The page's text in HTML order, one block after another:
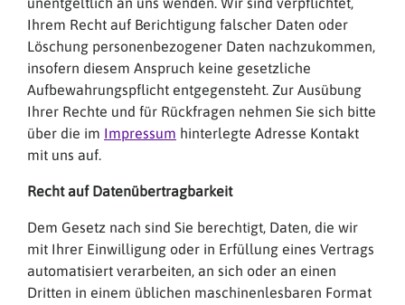
Ihrem Recht auf Berichtigung falscher Daten oder
Löschung personenbezogener Daten nachzukommen,
insofern diesem Anspruch keine gesetzliche
Aufbewahrungspflicht entgegensteht. Zur Ausübung
Ihrer Rechte und für Rückfragen nehmen Sie sich bitte
über die im Impressum hinterlegte Adresse Kontakt
mit uns auf.
Recht auf Datenübertragbarkeit
Dem Gesetz nach sind Sie berechtigt, Daten, die wir
mit Ihrer Einwilligung oder in Erfüllung eines Vertrags
automatisiert verarbeiten, an sich oder an einen
Dritten in einem üblichen maschinenlesbaren Format